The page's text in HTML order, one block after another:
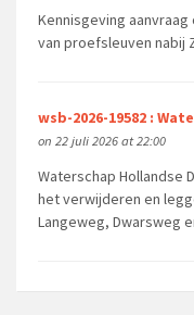
Kennisgeving
van proefsleuven nabij
wsb-2026-19582 :
on 22 juli 2026 at 22:00
Waterschap Hollandse
het verwijderen en
Langeweg, Dwarsweg